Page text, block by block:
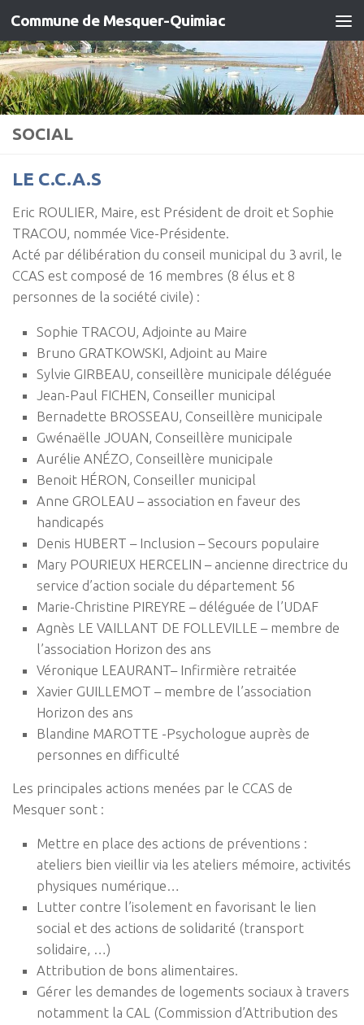
Skip to content
Commune de Mesquer-Quimiac
SOCIAL
LE C.C.A.S
Eric ROULIER, Maire, est Président de droit et Sophie
TRACOU, nommée Vice-Présidente.
Acté par délibération du conseil municipal du 3 avril, le
CCAS est composé de 16 membres (8 élus et 8
personnes de la société civile) :
Sophie TRACOU, Adjointe au Maire
Bruno GRATKOWSKI, Adjoint au Maire
Sylvie GIRBEAU, conseillère municipale déléguée
Jean-Paul FICHEN, Conseiller municipal
Bernadette BROSSEAU, Conseillère municipale
Gwénaëlle JOUAN, Conseillère municipale
Aurélie ANÉZO, Conseillère municipale
Benoit HÉRON, Conseiller municipal
Anne GROLEAU – association en faveur des
handicapés
Denis HUBERT – Inclusion – Secours populaire
Mary POURIEUX HERCELIN – ancienne directrice du
service d’action sociale du département 56
Marie-Christine PIREYRE – déléguée de l’UDAF
Agnès LE VAILLANT DE FOLLEVILLE – membre de
l’association Horizon des ans
Véronique LEAURANT– Infirmière retraitée
Xavier GUILLEMOT – membre de l’association
Horizon des ans
Blandine MAROTTE -Psychologue auprès de
personnes en difficulté
Les principales actions menées par le CCAS de
Mesquer sont :
Mettre en place des actions de préventions :
ateliers bien vieillir via les ateliers mémoire, activités
physiques numérique…
Lutter contre l’isolement en favorisant le lien
social et des actions de solidarité (transport
solidaire, …)
Attribution de bons alimentaires.
Gérer les demandes de logements sociaux à travers
notamment la CAL (Commission d’Attribution des